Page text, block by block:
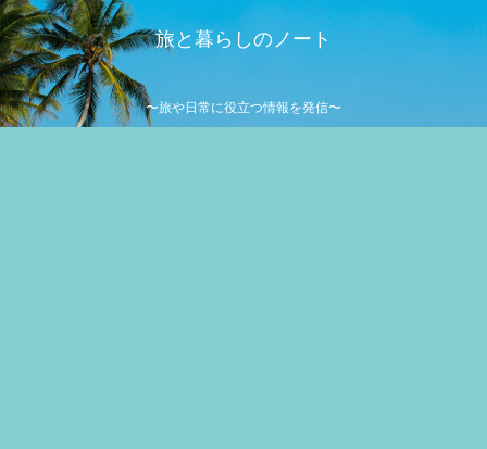
旅と暮らしのノート
〜旅や日常に役立つ情報を発信〜